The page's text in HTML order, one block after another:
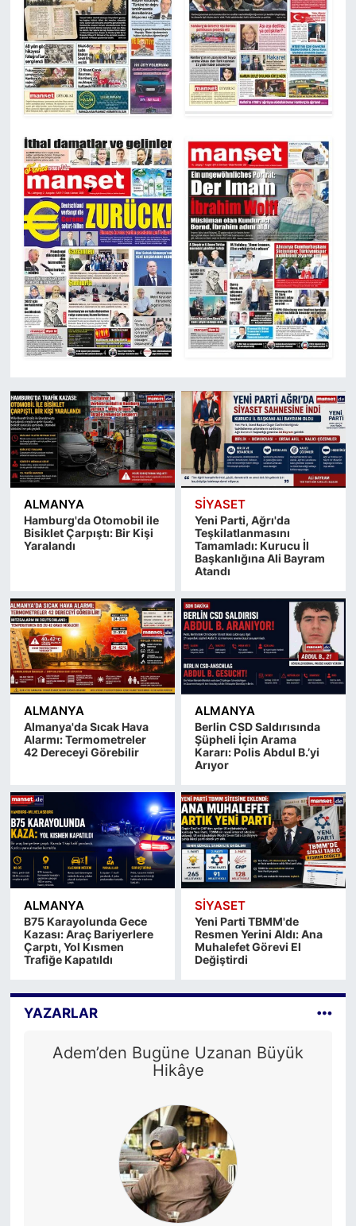
ALMANYA
Hamburg'da Otomobil ile
Bisiklet Çarpıştı: Bir Kişi
Yaralandı
SİYASET
Yeni Parti, Ağrı'da
Teşkilatlanmasını
Tamamladı: Kurucu İl
Başkanlığına Ali Bayram
Atandı
ALMANYA
Almanya'da Sıcak Hava
Alarmı: Termometreler
42 Dereceyi Görebilir
ALMANYA
Berlin CSD Saldırısında
Şüpheli İçin Arama
Kararı: Polis Abdul B.’yi
Arıyor
ALMANYA
B75 Karayolunda Gece
Kazası: Araç Bariyerlere
Çarptı, Yol Kısmen
Trafiğe Kapatıldı
SİYASET
Yeni Parti TBMM'de
Resmen Yerini Aldı: Ana
Muhalefet Görevi El
Değiştirdi
YAZARLAR
Adem’den Bugüne Uzanan Büyük
Hikâye